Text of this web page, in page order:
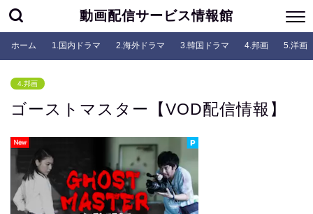
動画配信サービス情報館
ホーム 1.国内ドラマ 2.海外ドラマ 3.韓国ドラマ 4.邦画 5.洋画
4.邦画
ゴーストマスター【VOD配信情報】